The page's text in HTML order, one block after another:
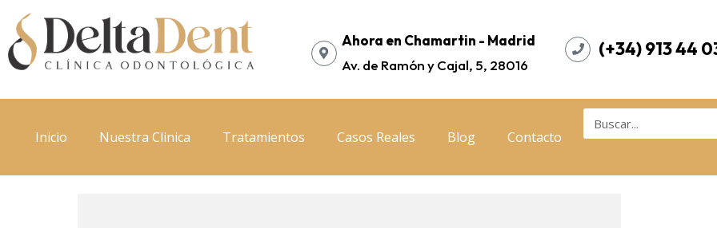
contenido
Ahora en Chamartin - Madrid
Av. de Ramón y Cajal, 5, 28016
(+34) 913 44
Inicio Nuestra Clinica Tratamientos Casos Reales Blog Contacto